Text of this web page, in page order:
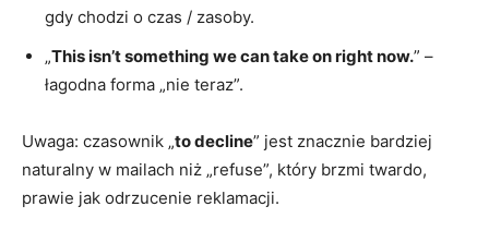
gdy chodzi o czas / zasoby.
„This isn’t something we can take on right now.” –
łagodna forma „nie teraz”.
Uwaga: czasownik „to decline” jest znacznie bardziej
naturalny w mailach niż „refuse”, który brzmi twardo,
prawie jak odrzucenie reklamacji.